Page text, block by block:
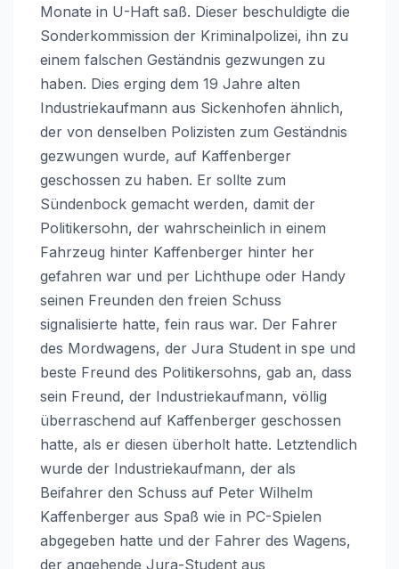
Monate in U-Haft saß. Dieser beschuldigte die
Sonderkommission der Kriminalpolizei, ihn zu
einem falschen Geständnis gezwungen zu
haben. Dies erging dem 19 Jahre alten
Industriekaufmann aus Sickenhofen ähnlich,
der von denselben Polizisten zum Geständnis
gezwungen wurde, auf Kaffenberger
geschossen zu haben. Er sollte zum
Sündenbock gemacht werden, damit der
Politikersohn, der wahrscheinlich in einem
Fahrzeug hinter Kaffenberger hinter her
gefahren war und per Lichthupe oder Handy
seinen Freunden den freien Schuss
signalisierte hatte, fein raus war. Der Fahrer
des Mordwagens, der Jura Student in spe und
beste Freund des Politikersohns, gab an, dass
sein Freund, der Industriekaufmann, völlig
überraschend auf Kaffenberger geschossen
hatte, als er diesen überholt hatte. Letztendlich
wurde der Industriekaufmann, der als
Beifahrer den Schuss auf Peter Wilhelm
Kaffenberger aus Spaß wie in PC-Spielen
abgegeben hatte und der Fahrer des Wagens,
der angehende Jura-Student aus